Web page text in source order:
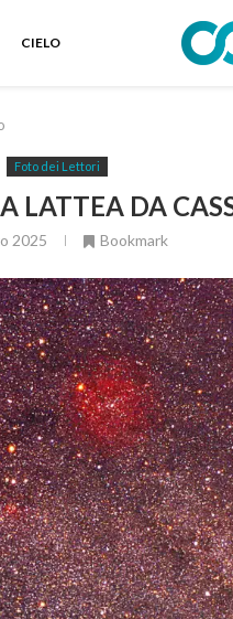
CIELO
Foto dei Lettori
LATTEA DA
2025 Bookmark